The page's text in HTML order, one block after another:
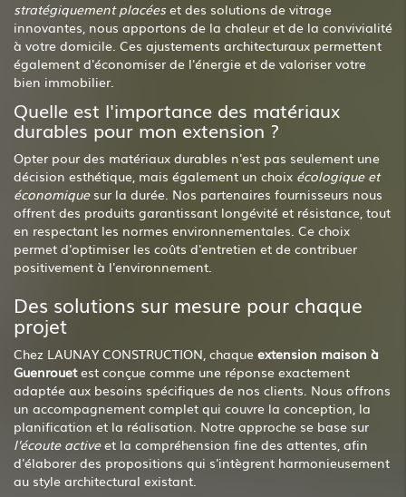
stratégiquement placéeset des solutions de vitrage
innovantes, nous apportons de la chaleur et de la convivialité
à votre domicile. Ces ajustements architecturaux permettent
également d'économiser de l'énergie et de valoriser votre
bien immobilier.
Quelle est l'importance des matériaux
durables pour mon extension ?
Opter pour des matériaux durables n'est pas seulement une
décision esthétique, mais également un choix écologique et
économiquesur la durée. Nos partenaires fournisseurs nous
offrent des produits garantissant longévité et résistance, tout
en respectant les normes environnementales. Ce choix
permet d'optimiser les coûts d'entretien et de contribuer
positivement à l'environnement.
Des solutions sur mesure pour chaque
projet
Chez LAUNAY CONSTRUCTION, chaque extension maison à
Guenrouetest conçue comme une réponse exactement
adaptée aux besoins spécifiques de nos clients. Nous offrons
un accompagnement complet qui couvre la conception, la
planification et la réalisation. Notre approche se base sur
l'écoute activeet la compréhension fine des attentes, afin
d'élaborer des propositions qui s'intègrent harmonieusement
au style architectural existant.